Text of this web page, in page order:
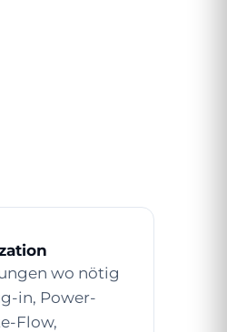
wo nötig
in, Power-
Flow,